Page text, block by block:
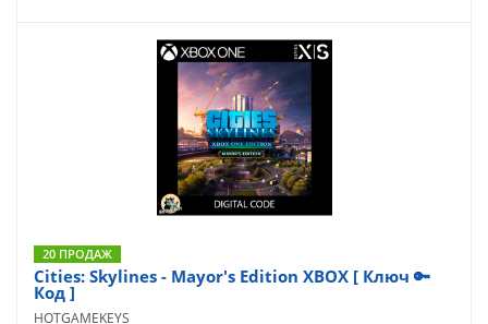
20 ПРОДАЖ
Cities: Skylines - Mayor's Edition XBOX [ Ключ 🔑
Код ]
HOTGAMEKEYS